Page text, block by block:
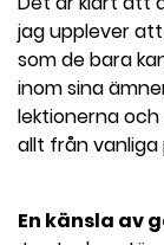
jag upplever
som de bara
inom sina
lektionerna
allt från
En känsla av